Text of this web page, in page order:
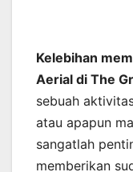
Kelebihan
Aerial di The
sebuah
atau apapun
sangatlah
memberikan